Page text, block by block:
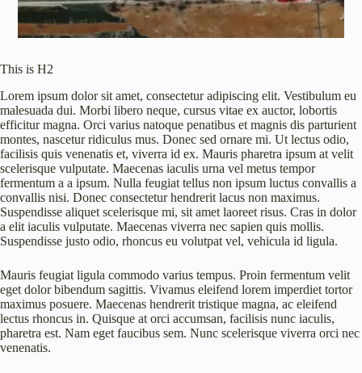
This is H2
Lorem ipsum dolor sit amet, consectetur adipiscing elit. Vestibulum eu
malesuada dui. Morbi libero neque, cursus vitae ex auctor, lobortis
efficitur magna. Orci varius natoque penatibus et magnis dis parturient
montes, nascetur ridiculus mus. Donec sed ornare mi. Ut lectus odio,
facilisis quis venenatis et, viverra id ex. Mauris pharetra ipsum at velit
scelerisque vulputate. Maecenas iaculis urna vel metus tempor
fermentum a a ipsum. Nulla feugiat tellus non ipsum luctus convallis a
convallis nisi. Donec consectetur hendrerit lacus non maximus.
Suspendisse aliquet scelerisque mi, sit amet laoreet risus. Cras in dolor
a elit iaculis vulputate. Maecenas viverra nec sapien quis mollis.
Suspendisse justo odio, rhoncus eu volutpat vel, vehicula id ligula.
Mauris feugiat ligula commodo varius tempus. Proin fermentum velit
eget dolor bibendum sagittis. Vivamus eleifend lorem imperdiet tortor
maximus posuere. Maecenas hendrerit tristique magna, ac eleifend
lectus rhoncus in. Quisque at orci accumsan, facilisis nunc iaculis,
pharetra est. Nam eget faucibus sem. Nunc scelerisque viverra orci nec
venenatis.